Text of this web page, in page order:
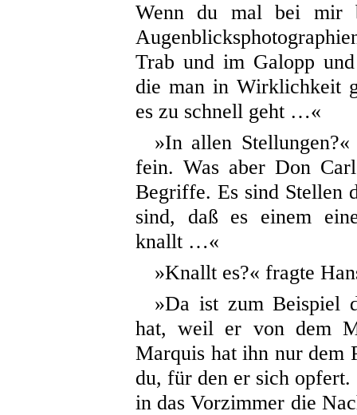
Wenn du mal bei mir
Trab und im Galopp
die man in Wirklichkeit
es zu schnell geht …«
»In allen
fein. Was aber Don
Begriffe. Es sind Stellen
sind, daß es einem
knallt …«
»Knallt es?« fragte
»Da ist zum Beispiel
hat, weil er von dem
Marquis hat ihn nur dem
du, für den er sich
in das Vorzimmer die